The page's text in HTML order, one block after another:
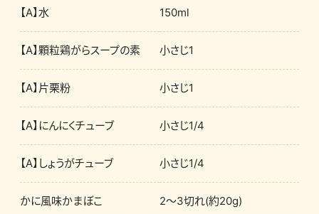
【A】水 150ml
【A】顆粒鶏がらスープの素 小さじ1
【A】片栗粉 小さじ1
【A】にんにくチューブ 小さじ1/4
【A】しょうがチューブ 小さじ1/4
かに風味かまぼこ 2～3切れ(約20g)